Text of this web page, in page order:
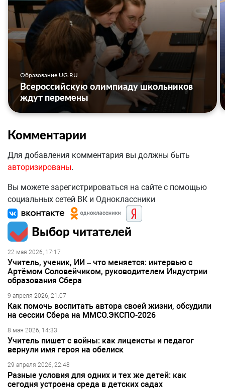
Образование UG.RU
Всероссийскую олимпиаду школьников
ждут перемены
Комментарии
Для добавления комментария вы должны быть
авторизированы.
Вы можете зарегистрироваться на сайте с помощью
социальных сетей ВК и Одноклассники
Выбор читателей
22 мая 2026, 17:17
Учитель, ученик, ИИ – что меняется: интервью с
Артёмом Соловейчиком, руководителем Индустрии
образования Сбера
9 апреля 2026, 21:07
Как помочь воспитать автора своей жизни, обсудили
на сессии Сбера на ММСО.ЭКСПО-2026
8 мая 2026, 14:33
Учитель пишет с войны: как лицеисты и педагог
вернули имя героя на обелиск
29 апреля 2026, 22:48
Разные условия для одних и тех же детей: как
сегодня устроена среда в детских садах